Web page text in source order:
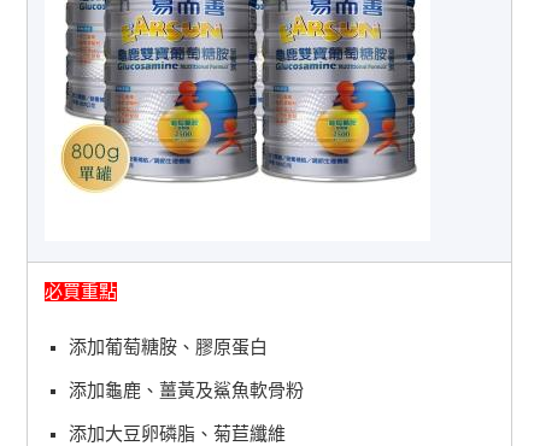
必買重點
添加葡萄糖胺、膠原蛋白
添加龜鹿、薑黃及鯊魚軟骨粉
添加大豆卵磷脂、菊苣纖維